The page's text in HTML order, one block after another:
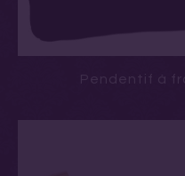
Pendentif à